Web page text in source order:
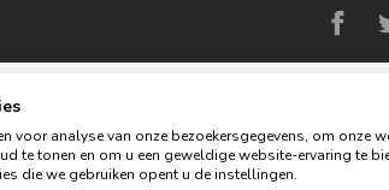
© Copyright 2026 Oldwood -
voor analyse van onze bezoekersgegevens, om onze
te tonen en om u een geweldige website-ervaring te
die we gebruiken opent u de instellingen.